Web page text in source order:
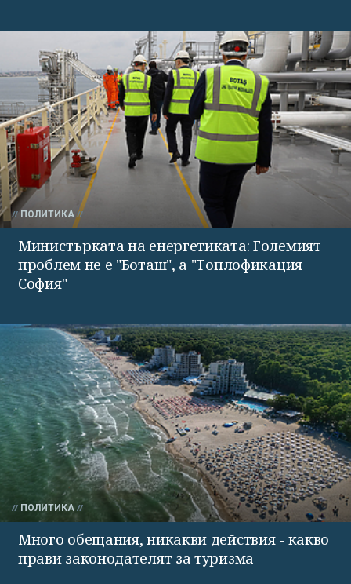
ПОЛИТИКА
Министърката на енергетиката: Големият
проблем не е "Боташ", а "Топлофикация
София"
ПОЛИТИКА
Много обещания, никакви действия - какво
прави законодателят за туризма